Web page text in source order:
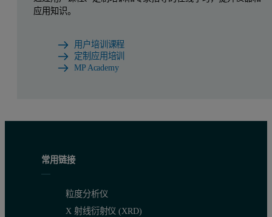
应用知识。
用户培训课程
定制应用培训
MP Academy
常用链接
粒度分析仪
X 射线衍射仪 (XRD)